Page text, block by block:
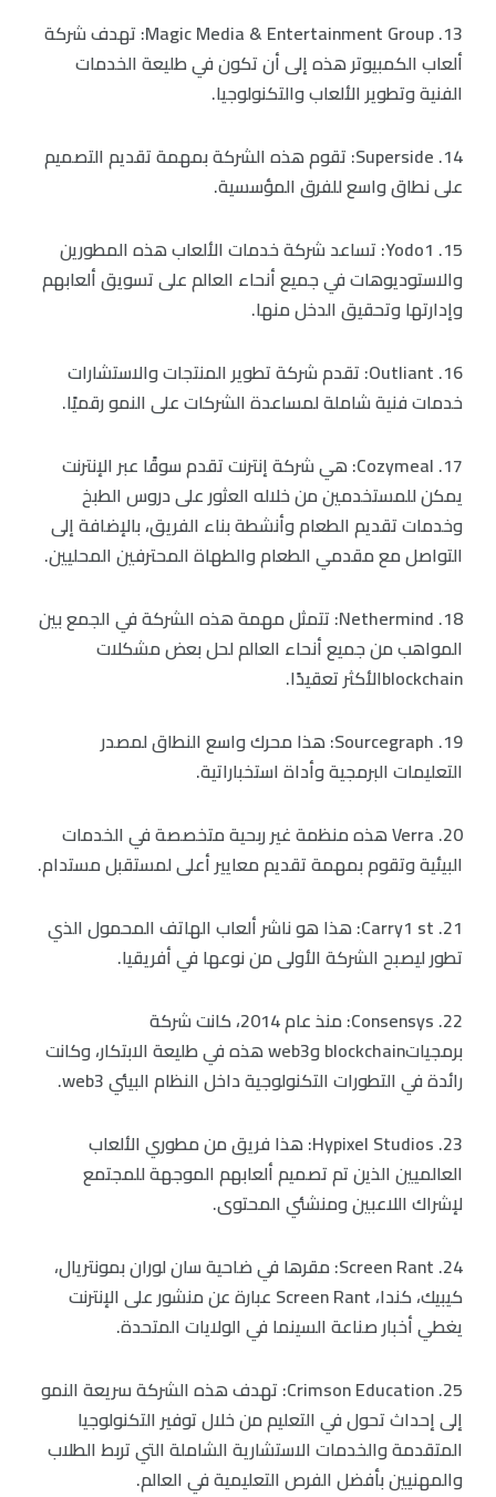
13. Magic Media & Entertainment Group: تهدف شركة
ألعاب الكمبيوتر هذه إلى أن تكون في طليعة الخدمات
الفنية وتطوير الألعاب والتكنولوجيا.
14. Superside: تقوم هذه الشركة بمهمة تقديم التصميم
على نطاق واسع للفرق المؤسسية.
15. Yodo1: تساعد شركة خدمات الألعاب هذه المطورين
والاستوديوهات في جميع أنحاء العالم على تسويق ألعابهم
وإدارتها وتحقيق الدخل منها.
16. Outliant: تقدم شركة تطوير المنتجات والاستشارات
خدمات فنية شاملة لمساعدة الشركات على النمو رقميًا.
17. Cozymeal: هي شركة إنترنت تقدم سوقًا عبر الإنترنت
يمكن للمستخدمين من خلاله العثور على دروس الطبخ
وخدمات تقديم الطعام وأنشطة بناء الفريق، بالإضافة إلى
التواصل مع مقدمي الطعام والطهاة المحترفين المحليين.
18. Nethermind: تتمثل مهمة هذه الشركة في الجمع بين
المواهب من جميع أنحاء العالم لحل بعض مشكلات
blockchainالأكثر تعقيدًا.
19. Sourcegraph: هذا محرك واسع النطاق لمصدر
التعليمات البرمجية وأداة استخباراتية.
20. Verra هذه منظمة غير ربحية متخصصة في الخدمات
البيئية وتقوم بمهمة تقديم معايير أعلى لمستقبل مستدام.
21. Carry1 st: هذا هو ناشر ألعاب الهاتف المحمول الذي
تطور ليصبح الشركة الأولى من نوعها في أفريقيا.
22. Consensys: منذ عام 2014، كانت شركة
برمجياتblockchain وweb3 هذه في طليعة الابتكار، وكانت
رائدة في التطورات التكنولوجية داخل النظام البيئي web3.
23. Hypixel Studios: هذا فريق من مطوري الألعاب
العالميين الذين تم تصميم ألعابهم الموجهة للمجتمع
لإشراك اللاعبين ومنشئي المحتوى.
24. Screen Rant: مقرها في ضاحية سان لوران بمونتريال،
كيبيك، كندا، Screen Rant عبارة عن منشور على الإنترنت
يغطي أخبار صناعة السينما في الولايات المتحدة.
25. Crimson Education: تهدف هذه الشركة سريعة النمو
إلى إحداث تحول في التعليم من خلال توفير التكنولوجيا
المتقدمة والخدمات الاستشارية الشاملة التي تربط الطلاب
والمهنيين بأفضل الفرص التعليمية في العالم.